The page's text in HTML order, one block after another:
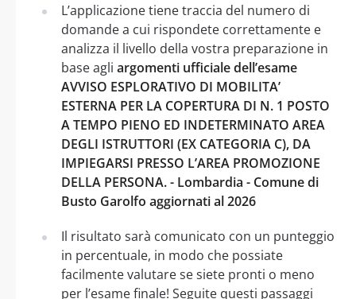
L’applicazione tiene traccia del numero di
domande a cui rispondete correttamente e
analizza il livello della vostra preparazione in
base agli argomenti ufficiale dell’esame
AVVISO ESPLORATIVO DI MOBILITA’
ESTERNA PER LA COPERTURA DI N. 1 POSTO
A TEMPO PIENO ED INDETERMINATO AREA
DEGLI ISTRUTTORI (EX CATEGORIA C), DA
IMPIEGARSI PRESSO L’AREA PROMOZIONE
DELLA PERSONA. - Lombardia - Comune di
Busto Garolfo aggiornati al 2026
Il risultato sarà comunicato con un punteggio
in percentuale, in modo che possiate
facilmente valutare se siete pronti o meno
per l’esame finale! Seguite questi passaggi